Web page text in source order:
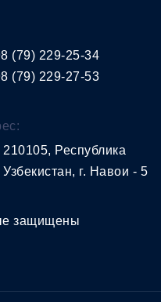
(79) 229-25-34
(79) 229-27-53
210105, Республика
Узбекистан, г. Навои - 5
защищены